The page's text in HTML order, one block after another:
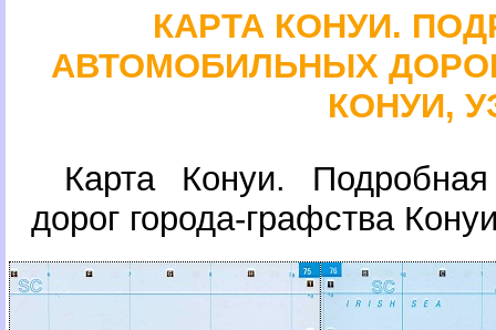
КАРТА КОНУИ.
АВТОМОБИЛЬНЫХ
КОНУИ,
Карта Конуи.
дорог города-графства